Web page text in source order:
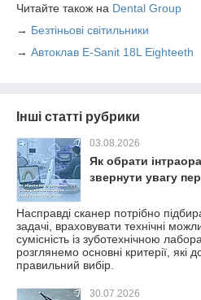
Читайте також на Dental Group
→ Безтіньові світильники
→ Автоклав E-Sanit 18L Eighteeth
Інші статті рубрики
03.08.2026
Як обрати
звернути увагу
Насправді сканер потрібно
задачі, враховувати технічні
сумісність із зуботехнічною
розглянемо основні критерії, які
правильний вибір.
30.07.2026